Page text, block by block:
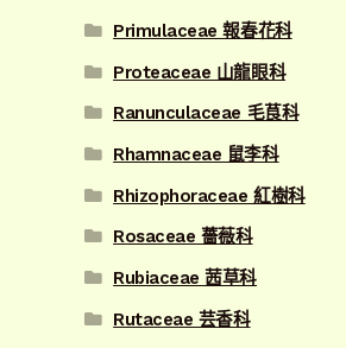
Primulaceae 報春花科
Proteaceae 山龍眼科
Ranunculaceae 毛茛科
Rhamnaceae 鼠李科
Rhizophoraceae 紅樹科
Rosaceae 薔薇科
Rubiaceae 茜草科
Rutaceae 芸香科